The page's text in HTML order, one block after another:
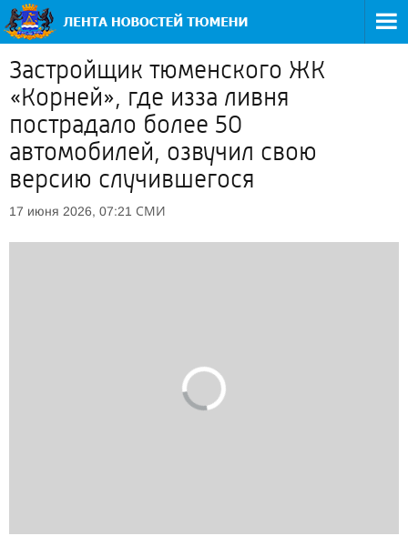
Застройщик тюменского ЖК
«Корней», где изза ливня
пострадало более 50
автомобилей, озвучил свою
версию случившегося
17 июня 2026, 07:21 СМИ